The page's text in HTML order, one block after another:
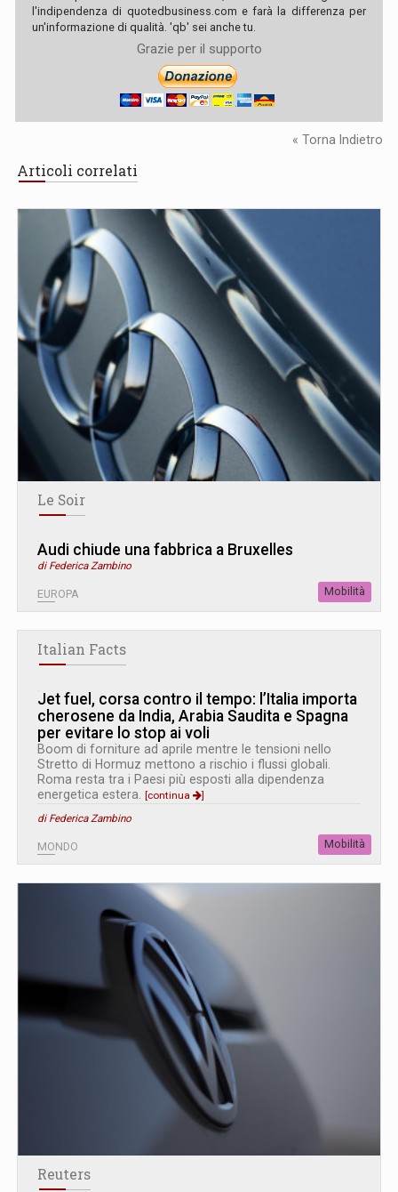
l'indipendenza di quotedbusiness.com e farà la differenza per
un'informazione di qualità. 'qb' sei anche tu.
Grazie per il supporto
« Torna Indietro
Articoli correlati
Le Soir
Audi chiude una fabbrica a Bruxelles
di Federica Zambino
EUROPA Mobilità
Italian Facts
Jet fuel, corsa contro il tempo: l’Italia importa
cherosene da India, Arabia Saudita e Spagna
per evitare lo stop ai voli
Boom di forniture ad aprile mentre le tensioni nello
Stretto di Hormuz mettono a rischio i flussi globali.
Roma resta tra i Paesi più esposti alla dipendenza
energetica estera. [continua
]
di Federica Zambino
MONDO Mobilità
Reuters